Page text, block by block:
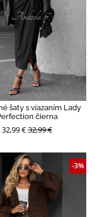
šaty s viazaním Lady
čierna
32,99 €32,99 €
-3%